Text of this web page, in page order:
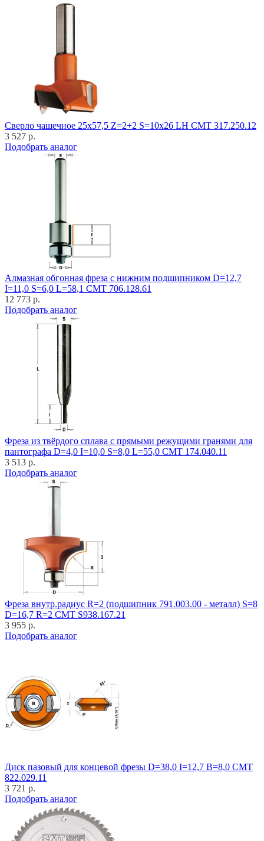
Cверло чашечное 25x57,5 Z=2+2 S=10x26 LH CMT 317.250.12
3 527 р.
Подобрать аналог
Алмазная обгонная фреза с нижним подшипником D=12,7
I=11,0 S=6,0 L=58,1 CMT 706.128.61
12 773 р.
Подобрать аналог
Фреза из твёрдого сплава с прямыми режущими гранями для
пантографа D=4,0 I=10,0 S=8,0 L=55,0 CMT 174.040.11
3 513 р.
Подобрать аналог
Фреза внутр.радиус R=2 (подшипник 791.003.00 - металл) S=8
D=16,7 R=2 CMT S938.167.21
3 955 р.
Подобрать аналог
Диск пазовый для концевой фрезы D=38,0 I=12,7 B=8,0 CMT
822.029.11
3 721 р.
Подобрать аналог